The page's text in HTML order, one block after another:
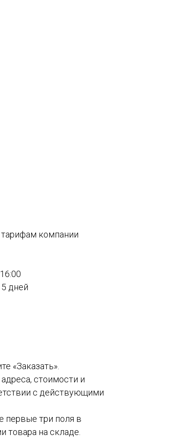
компании
дней
«Заказать».
стоимости и
с действующими
первые три поля в
товара на складе.